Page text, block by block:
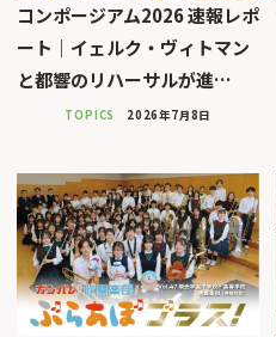
コンポージアム2026 速報レポ
ート｜イェルク・ヴィトマン
と都響のリハーサルが進…
TOPICS 2026年7月8日